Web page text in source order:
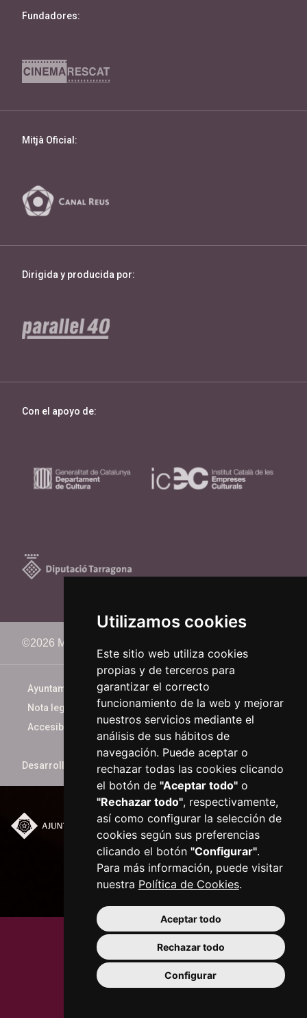
Utilizamos cookies
Este sitio web utiliza cookies
propias y de terceros para
garantizar el correcto
funcionamiento de la web y mejorar
nuestros servicios mediante el
análisis de sus hábitos de
navegación. Puede aceptar o
rechazar todas las cookies clicando
el botón de "Aceptar todo"o
"Rechazar todo", respectivamente,
así como configurar la selección de
cookies según sus preferencias
clicando el botón "Configurar".
Para más información, puede visitar
nuestra Política de Cookies.
Aceptar todo
Rechazar todo
Configurar
Fundadores:
Mitjà Oficial:
Dirigida y producida por:
Con el apoyo de:
©2026 Memorimage Festival
Ayuntamiento de Reus
Nota legal
Accesibilidad
Desarrollado porxarop.com
Plaça del Mercadal ·
43201 Reus
977 010 010
ajuntament@reus.cat
reus.cat